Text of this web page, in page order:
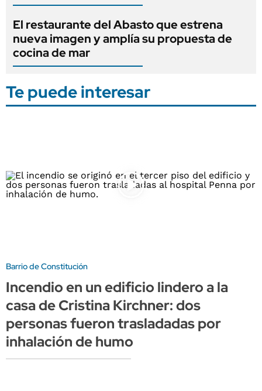
El restaurante del Abasto que estrena
nueva imagen y amplía su propuesta de
cocina de mar
Te puede interesar
Barrio de Constitución
Incendio en un edificio lindero a la
casa de Cristina Kirchner: dos
personas fueron trasladadas por
inhalación de humo